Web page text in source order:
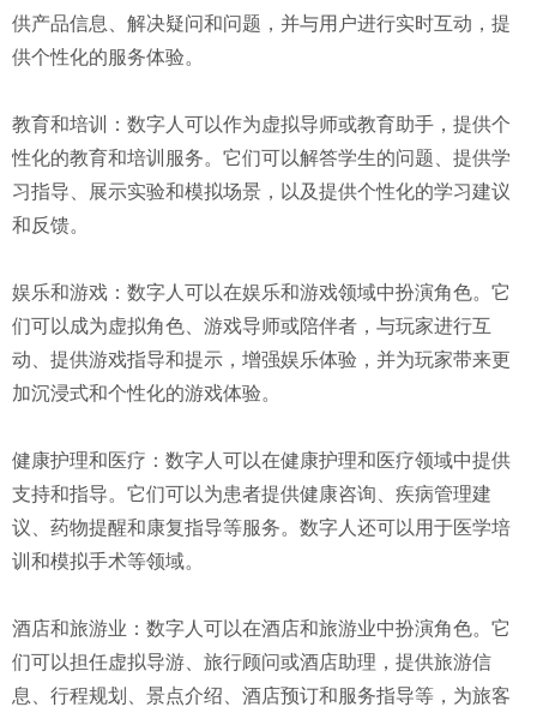
供产品信息、解决疑问和问题，并与用户进行实时互动，提
供个性化的服务体验。
教育和培训：数字人可以作为虚拟导师或教育助手，提供个
性化的教育和培训服务。它们可以解答学生的问题、提供学
习指导、展示实验和模拟场景，以及提供个性化的学习建议
和反馈。
娱乐和游戏：数字人可以在娱乐和游戏领域中扮演角色。它
们可以成为虚拟角色、游戏导师或陪伴者，与玩家进行互
动、提供游戏指导和提示，增强娱乐体验，并为玩家带来更
加沉浸式和个性化的游戏体验。
健康护理和医疗：数字人可以在健康护理和医疗领域中提供
支持和指导。它们可以为患者提供健康咨询、疾病管理建
议、药物提醒和康复指导等服务。数字人还可以用于医学培
训和模拟手术等领域。
酒店和旅游业：数字人可以在酒店和旅游业中扮演角色。它
们可以担任虚拟导游、旅行顾问或酒店助理，提供旅游信
息、行程规划、景点介绍、酒店预订和服务指导等，为旅客